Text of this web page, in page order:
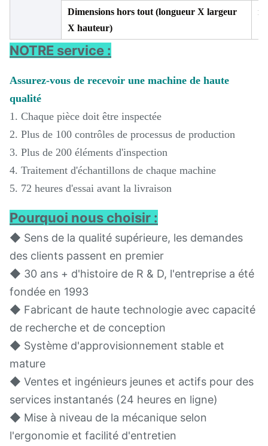
Dimensions hors tout (longueur X largeur
X hauteur)
NOTRE service :
Assurez-vous de recevoir une machine de haute
qualité
1. Chaque pièce doit être inspectée
2. Plus de 100 contrôles de processus de production
3. Plus de 200 éléments d'inspection
4. Traitement d'échantillons de chaque machine
5. 72 heures d'essai avant la livraison
Pourquoi nous choisir :
◆ Sens de la qualité supérieure, les demandes
des clients passent en premier
◆ 30 ans + d'histoire de R & D, l'entreprise a été
fondée en 1993
◆ Fabricant de haute technologie avec capacité
de recherche et de conception
◆ Système d'approvisionnement stable et
mature
◆ Ventes et ingénieurs jeunes et actifs pour des
services instantanés (24 heures en ligne)
◆ Mise à niveau de la mécanique selon
l'ergonomie et facilité d'entretien